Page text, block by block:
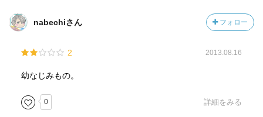
nabechiさん フォロー
2 2013.08.16
幼なじみもの。
0 詳細をみる